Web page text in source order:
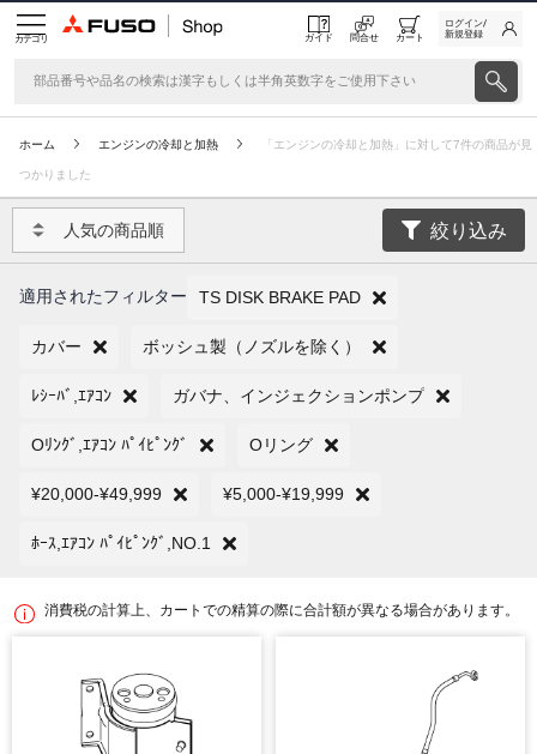
カテゴリ ガイド 問合せ カート
ログイン/
新規登録
ホーム エンジンの冷却と加熱 「エンジンの冷却と加熱」に対して7件の商品が見
つかりました
人気の商品順 絞り込み
適用されたフィルター TS DISK BRAKE PAD
カバー ボッシュ製（ノズルを除く）
ﾚｼｰﾊﾞ,ｴｱｺﾝ ガバナ、インジェクションポンプ
Oﾘﾝｸﾞ,ｴｱｺﾝ ﾊﾟｲﾋﾟﾝｸﾞ Oリング
¥20,000-¥49,999 ¥5,000-¥19,999
ﾎｰｽ,ｴｱｺﾝ ﾊﾟｲﾋﾟﾝｸﾞ,NO.1
消費税の計算上、カートでの精算の際に合計額が異なる場合があります。